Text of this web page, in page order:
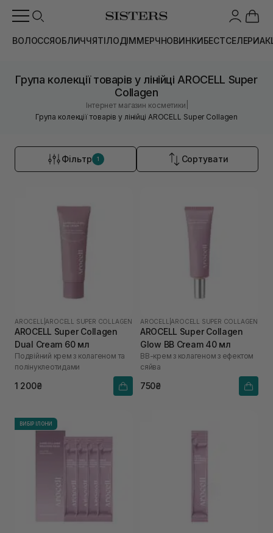
ВОЛОССЯОБЛИЧЧЯТІЛОДІММЕРЧНОВИНКИБЕСТСЕЛЕРИ
Група колекції товарів у лінійці AROCELL Super
Collagen
Інтернет магазин косметики
Група колекції товарів у лінійці AROCELL Super Collagen
Фільтр 1 Сортувати
AROCELL AROCELL SUPER COLLAGEN
AROCELL Super Collagen
Dual Cream 60 мл
Подвійний крем з колагеном та
полінуклеотидами
1 200₴
AROCELL AROCELL SUPER COLLAGEN
AROCELL Super Collagen
Glow BB Cream 40 мл
ВВ-крем з колагеном з ефектом
сяйва
750₴
ВИБІР ІЛОНИ